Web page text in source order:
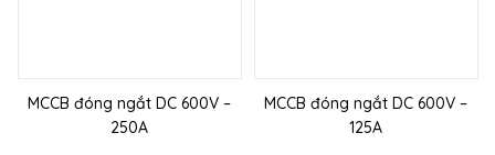
MCCB đóng ngắt DC 600V –
250A
MCCB đóng ngắt DC 600V –
125A